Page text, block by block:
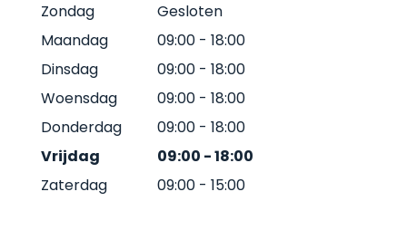
Zondag
Gesloten
Maandag
09:00 - 18:00
Dinsdag
09:00 - 18:00
Woensdag
09:00 - 18:00
Donderdag
09:00 - 18:00
Vrijdag
09:00 -18:00
Zaterdag
09:00 - 15:00